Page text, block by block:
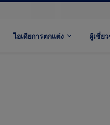
ไอเดียการตกแต่ง ผู้เชี่ย